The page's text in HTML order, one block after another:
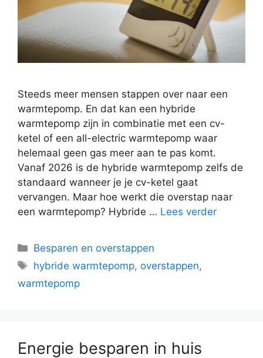
Steeds meer mensen stappen over naar een
warmtepomp. En dat kan een hybride
warmtepomp zijn in combinatie met een cv-
ketel of een all-electric warmtepomp waar
helemaal geen gas meer aan te pas komt.
Vanaf 2026 is de hybride warmtepomp zelfs de
standaard wanneer je je cv-ketel gaat
vervangen. Maar hoe werkt die overstap naar
een warmtepomp? Hybride … Lees verder
Categorieën
Besparen en overstappen
Tags
hybride warmtepomp, overstappen,
warmtepomp
Energie besparen in huis